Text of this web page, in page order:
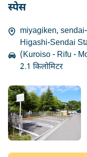
स्पेस
miyagiken,
Higashi-Sendai
(Kuroiso - Rifu -
2.1 किलोमिटर